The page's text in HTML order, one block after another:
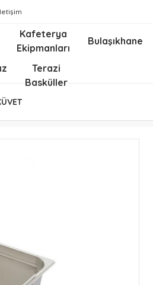
Kafeterya
Ekipmanları
Bulaşıkhane
Terazi
Basküller